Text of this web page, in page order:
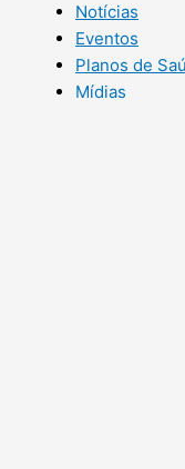
Notícias
Eventos
Planos de
Mídias